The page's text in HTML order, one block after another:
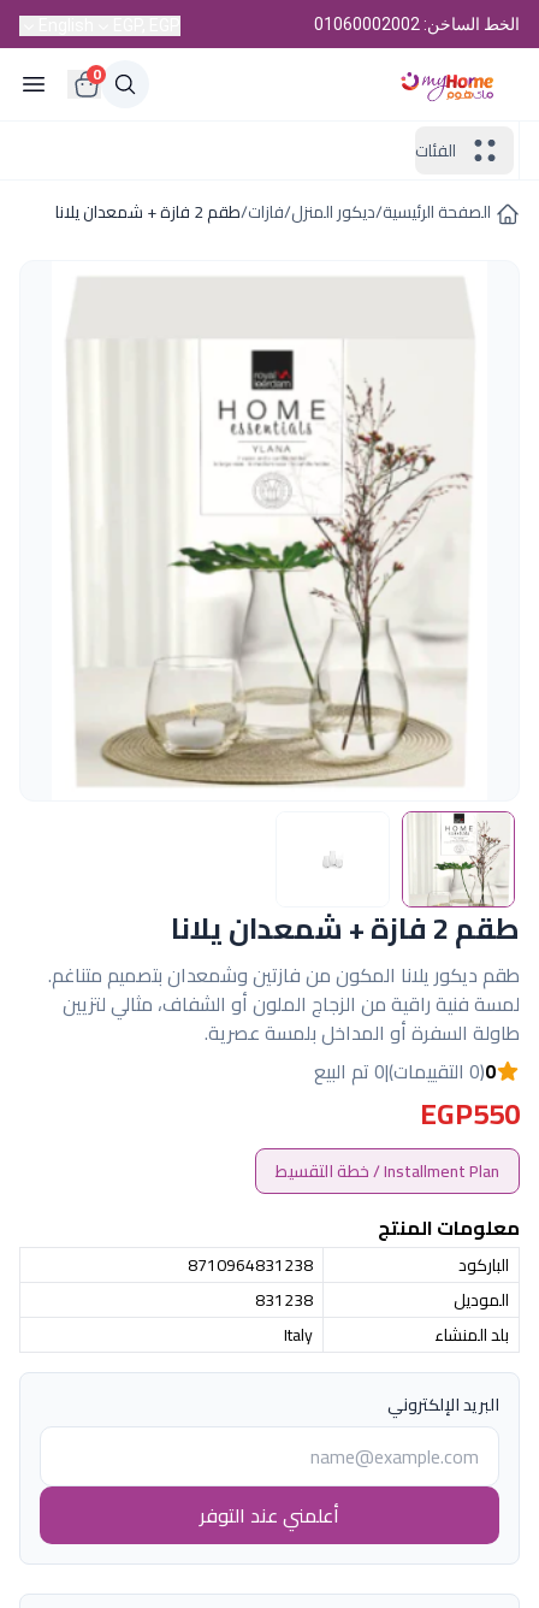
الخط الساخن: 01060002002
0
الفئات
الصفحة الرئيسية/ديكور المنزل/فازات/طقم 2 فازة + شمعدان يلانا
طقم 2 فازة + شمعدان يلانا
طقم ديكور يلانا المكون من فازتين وشمعدان بتصميم متناغم.
لمسة فنية راقية من الزجاج الملون أو الشفاف، مثالي لتزيين
طاولة السفرة أو المداخل بلمسة عصرية.
0(0 التقييمات) |0 تم البيع
EGP550
Installment Plan / خطة التقسيط
معلومات المنتج
الباركود
8710964831238
الموديل
831238
بلد المنشاء
Italy
البريد الإلكتروني
أعلمني عند التوفر